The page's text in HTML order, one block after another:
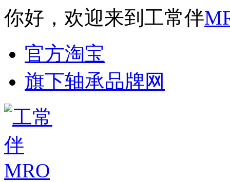
你好，欢迎来到工常伴
官方淘宝
旗下轴承品牌网